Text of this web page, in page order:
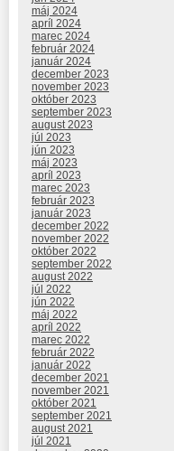
máj 2024
apríl 2024
marec 2024
február 2024
január 2024
december 2023
november 2023
október 2023
september 2023
august 2023
júl 2023
jún 2023
máj 2023
apríl 2023
marec 2023
február 2023
január 2023
december 2022
november 2022
október 2022
september 2022
august 2022
júl 2022
jún 2022
máj 2022
apríl 2022
marec 2022
február 2022
január 2022
december 2021
november 2021
október 2021
september 2021
august 2021
júl 2021